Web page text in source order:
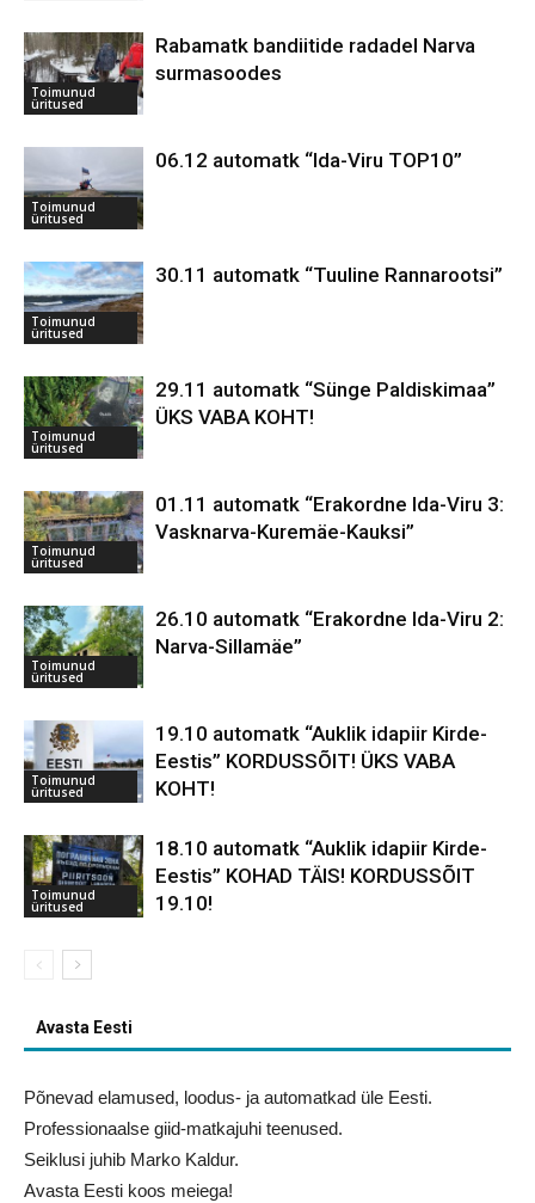
Toimunud
üritused
Rabamatk bandiitide radadel Narva
surmasoodes
Toimunud
üritused
06.12 automatk “Ida-Viru TOP10”
Toimunud
üritused
30.11 automatk “Tuuline Rannarootsi”
Toimunud
üritused
29.11 automatk “Sünge Paldiskimaa”
ÜKS VABA KOHT!
Toimunud
üritused
01.11 automatk “Erakordne Ida-Viru 3:
Vasknarva-Kuremäe-Kauksi”
Toimunud
üritused
26.10 automatk “Erakordne Ida-Viru 2:
Narva-Sillamäe”
Toimunud
üritused
19.10 automatk “Auklik idapiir Kirde-
Eestis” KORDUSSÕIT! ÜKS VABA
KOHT!
Toimunud
üritused
18.10 automatk “Auklik idapiir Kirde-
Eestis” KOHAD TÄIS! KORDUSSÕIT
19.10!
Avasta Eesti
Põnevad elamused, loodus- ja automatkad üle Eesti.
Professionaalse giid-matkajuhi teenused.
Seiklusi juhib Marko Kaldur.
Avasta Eesti koos meiega!